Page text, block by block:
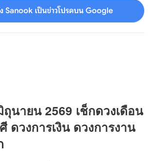
Sanook เป็นข่าวโปรดบน Google
ถุนายน 2569 เช็กดวงเดือน
ดวงการเงิน ดวงการงาน